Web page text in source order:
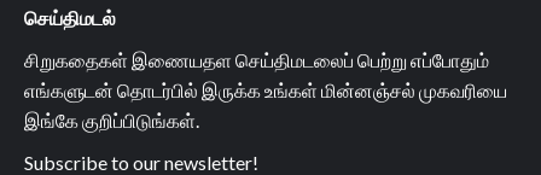
செய்திமடல்
சிறுகதைகள் இணையதள செய்திமடலைப் பெற்று எப்போதும்
எங்களுடன் தொடர்பில் இருக்க உங்கள் மின்னஞ்சல் முகவரியை
இங்கே குறிப்பிடுங்கள்.
Subscribe to our newsletter!